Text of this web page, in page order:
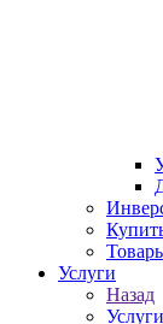
Услуги
Назад
Услуги